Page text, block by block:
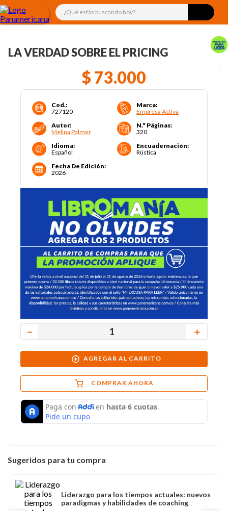
¿Qué estás buscando hoy?
LA VERDAD SOBRE EL PRICING
$ 73.000
Cod.:
727120
Marca:
Empresa Activa
Autor:
Melina Palmer
N.° Páginas:
320
Idioma:
Español
Encuadernación:
Rústica
Fecha De Edición:
2026
＋
－
AGREGAR AL CARRITO
COMPRAR AHORA
Sugeridos para tu compra
Liderazgo para los tiempos actuales: nuevos
paradigmas y habilidades de coaching